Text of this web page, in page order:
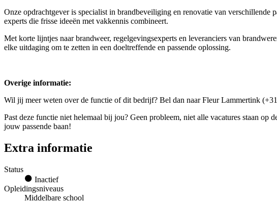
Onze opdrachtgever is specialist in brandbeveiliging en renovatie van
experts die frisse ideeën met vakkennis combineert.
Met korte lijntjes naar brandweer, regelgevingsexperts en leveranciers van
elke uitdaging om te zetten in een doeltreffende en passende oplossing.
Overige informatie:
Wil jij meer weten over de functie of dit bedrijf? Bel dan naar Fleur Lammertink
Past deze functie niet helemaal bij jou? Geen probleem, niet alle vacatures staan
jouw passende baan!
Extra informatie
Status
Inactief
Opleidingsniveaus
Middelbare school